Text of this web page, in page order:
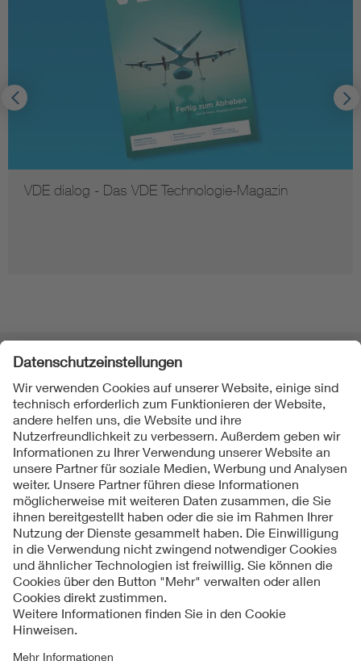
Folgen Sie uns
Kontakte
Service
Impressum
Datenschutzinformationen
Cookie Hinweise